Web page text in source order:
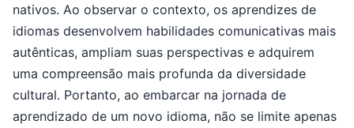
nativos. Ao observar o contexto, os aprendizes de
idiomas desenvolvem habilidades comunicativas mais
autênticas, ampliam suas perspectivas e adquirem
uma compreensão mais profunda da diversidade
cultural. Portanto, ao embarcar na jornada de
aprendizado de um novo idioma, não se limite apenas